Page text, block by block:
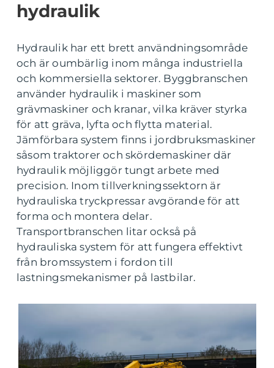
hydraulik
Hydraulik har ett brett användningsområde
och är oumbärlig inom många industriella
och kommersiella sektorer. Byggbranschen
använder hydraulik i maskiner som
grävmaskiner och kranar, vilka kräver styrka
för att gräva, lyfta och flytta material.
Jämförbara system finns i jordbruksmaskiner
såsom traktorer och skördemaskiner där
hydraulik möjliggör tungt arbete med
precision. Inom tillverkningssektorn är
hydrauliska tryckpressar avgörande för att
forma och montera delar.
Transportbranschen litar också på
hydrauliska system för att fungera effektivt
från bromssystem i fordon till
lastningsmekanismer på lastbilar.